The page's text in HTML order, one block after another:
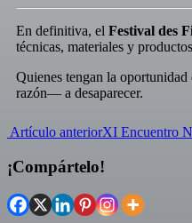
En definitiva, el Festival des
técnicas, materiales y
Quienes tengan la oportunidad
razón— a desaparecer.
Artículo anteriorXI Encuentro
¡Compártelo!